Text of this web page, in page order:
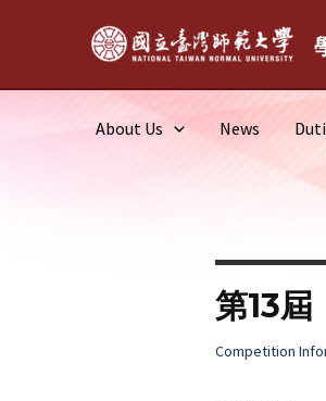
About Us News
第13屆
Competition